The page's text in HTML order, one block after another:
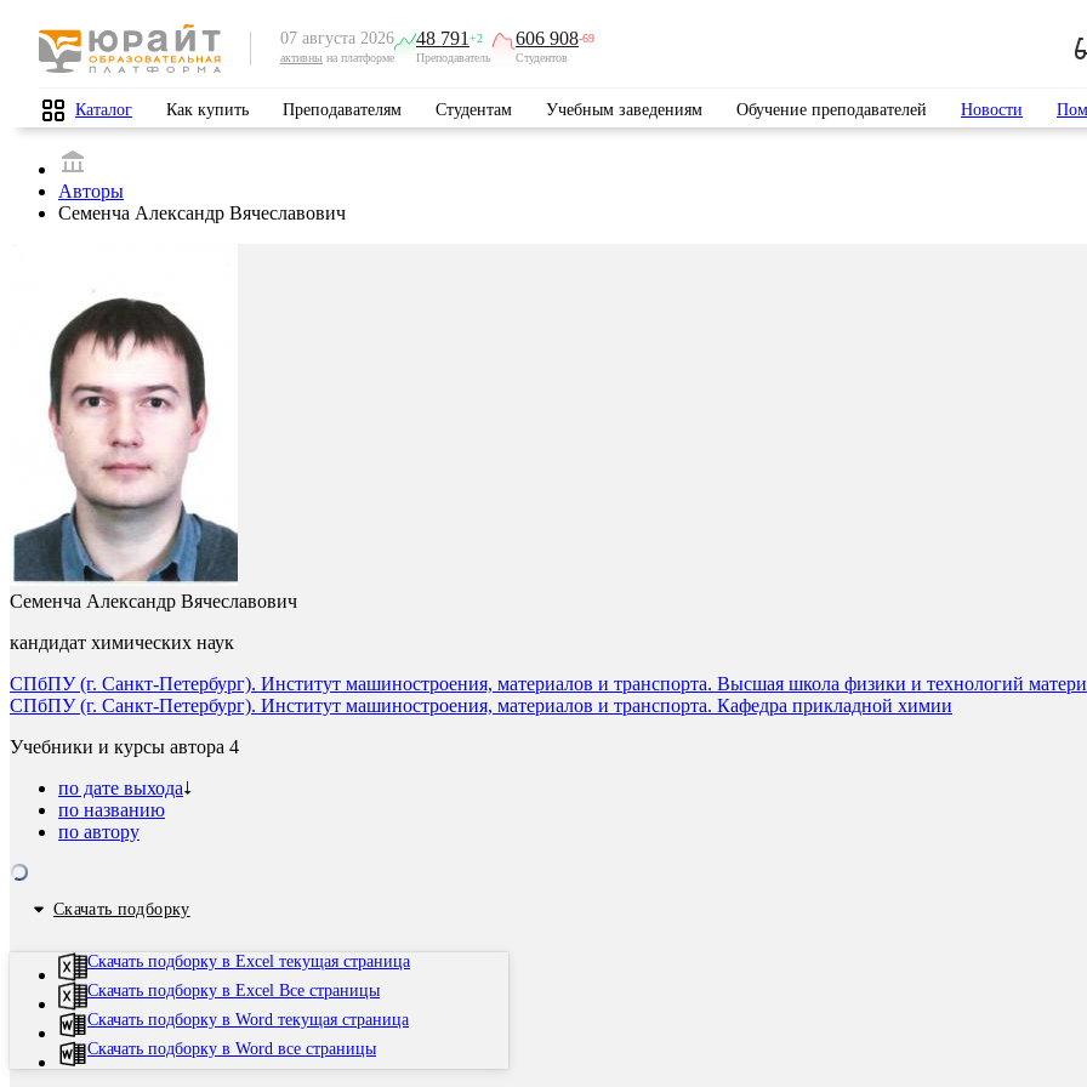
07 августа 2026
активны на платформе
48 791 +2
Преподаватель
606 908-69
Студентов
Каталог Как купить Преподавателям Студентам Учебным заведениям Обучение преподавателей Новости
Авторы
Семенча Александр Вячеславович
Семенча Александр Вячеславович
кандидат химических наук
СПбПУ (г. Санкт-Петербург). Институт машиностроения, материалов и транспорта. Высшая школа физики и технологий
СПбПУ (г. Санкт-Петербург). Институт машиностроения, материалов и транспорта. Кафедра прикладной химии
Учебники и курсы автора 4
по дате выхода
по названию
по автору
Скачать подборку
Скачать подборку в Excel текущая страница
Скачать подборку в Excel Все страницы
Скачать подборку в Word текущая страница
Скачать подборку в Word все страницы